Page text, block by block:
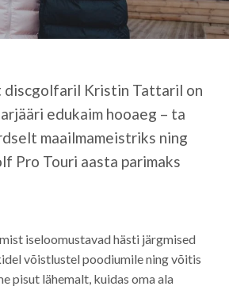
discgolfaril Kristin Tattaril on
edukaim hooaeg – ta
maailmameistriks ning
Pro Touri aasta parimaks
iseloomustavad hästi järgmised
võistlustel poodiumile ning võitis
pisut lähemalt, kuidas oma ala